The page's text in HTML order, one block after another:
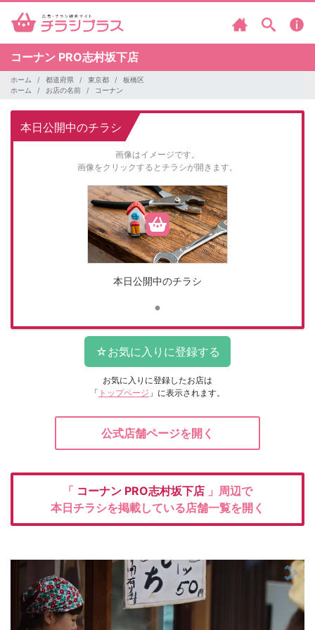
コーナン PRO志村坂下店
ホーム 都道府県 東京都
板橋区
ホーム
お店の名前 コーナン
本日公開中のチラシ
画像はイメージです。
画像をクリックするとチラシが開きます。
本日公開中のチラシ
お気に入りに登録したお店は
「 トップページ 」に表示されます。
公式店舗ページを開く
「 コーナン PRO志村坂下店 」周辺で
本日チラシを掲載している店舗一覧を開く